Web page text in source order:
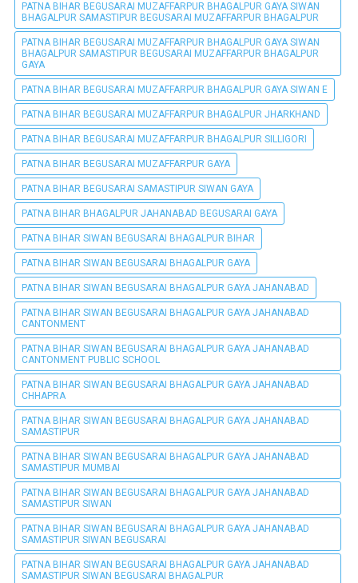
PATNA BIHAR BEGUSARAI MUZAFFARPUR BHAGALPUR GAYA SIWAN
BHAGALPUR SAMASTIPUR BEGUSARAI MUZAFFARPUR BHAGALPUR
PATNA BIHAR BEGUSARAI MUZAFFARPUR BHAGALPUR GAYA SIWAN
BHAGALPUR SAMASTIPUR BEGUSARAI MUZAFFARPUR BHAGALPUR
GAYA
PATNA BIHAR BEGUSARAI MUZAFFARPUR BHAGALPUR GAYA SIWAN E
PATNA BIHAR BEGUSARAI MUZAFFARPUR BHAGALPUR JHARKHAND
PATNA BIHAR BEGUSARAI MUZAFFARPUR BHAGALPUR SILLIGORI
PATNA BIHAR BEGUSARAI MUZAFFARPUR GAYA
PATNA BIHAR BEGUSARAI SAMASTIPUR SIWAN GAYA
PATNA BIHAR BHAGALPUR JAHANABAD BEGUSARAI GAYA
PATNA BIHAR SIWAN BEGUSARAI BHAGALPUR BIHAR
PATNA BIHAR SIWAN BEGUSARAI BHAGALPUR GAYA
PATNA BIHAR SIWAN BEGUSARAI BHAGALPUR GAYA JAHANABAD
PATNA BIHAR SIWAN BEGUSARAI BHAGALPUR GAYA JAHANABAD
CANTONMENT
PATNA BIHAR SIWAN BEGUSARAI BHAGALPUR GAYA JAHANABAD
CANTONMENT PUBLIC SCHOOL
PATNA BIHAR SIWAN BEGUSARAI BHAGALPUR GAYA JAHANABAD
CHHAPRA
PATNA BIHAR SIWAN BEGUSARAI BHAGALPUR GAYA JAHANABAD
SAMASTIPUR
PATNA BIHAR SIWAN BEGUSARAI BHAGALPUR GAYA JAHANABAD
SAMASTIPUR MUMBAI
PATNA BIHAR SIWAN BEGUSARAI BHAGALPUR GAYA JAHANABAD
SAMASTIPUR SIWAN
PATNA BIHAR SIWAN BEGUSARAI BHAGALPUR GAYA JAHANABAD
SAMASTIPUR SIWAN BEGUSARAI
PATNA BIHAR SIWAN BEGUSARAI BHAGALPUR GAYA JAHANABAD
SAMASTIPUR SIWAN BEGUSARAI BHAGALPUR